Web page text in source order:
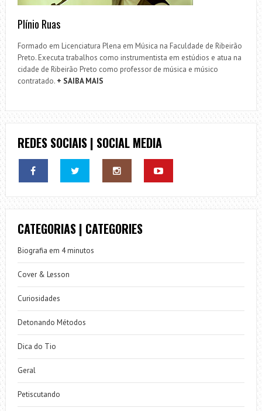
Plínio Ruas
Formado em Licenciatura Plena em Música na Faculdade de Ribeirão
Preto. Executa trabalhos como instrumentista em estúdios e atua na
cidade de Ribeirão Preto como professor de música e músico
contratado. + SAIBA MAIS
REDES SOCIAIS | SOCIAL MEDIA
CATEGORIAS | CATEGORIES
Biografia em 4 minutos
Cover & Lesson
Curiosidades
Detonando Métodos
Dica do Tio
Geral
Petiscutando